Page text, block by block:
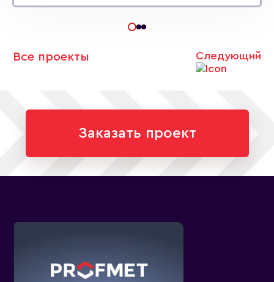
Все проекты Следующий
Заказать проект